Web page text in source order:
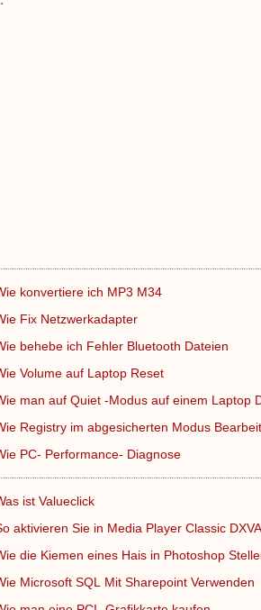
konvertiere ich MP3 M34
Fix Netzwerkadapter
behebe ich Fehler Bluetooth Dateien
Volume auf Laptop Reset
man auf Quiet -Modus auf einem Laptop
Registry im abgesicherten Modus
PC- Performance- Diagnose
ist Valueclick
aktivieren Sie in Media Player Classic DXVA
die Kiemen eines Hais in Photoshop
Microsoft SQL Mit Sharepoint Verwenden